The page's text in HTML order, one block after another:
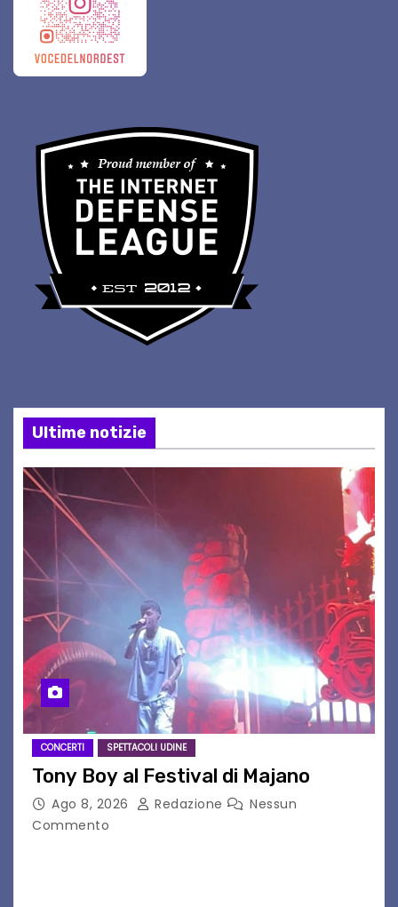
Ultime notizie
CONCERTI SPETTACOLI UDINE
Tony Boy al Festival di Majano
Ago 8, 2026 Redazione
Nessun
Commento